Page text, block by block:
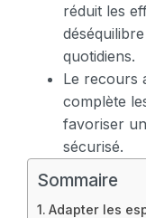
réduit les
quotidiens.
Le recours
complète
favoriser
sécurisé.
Sommaire
Adapter les